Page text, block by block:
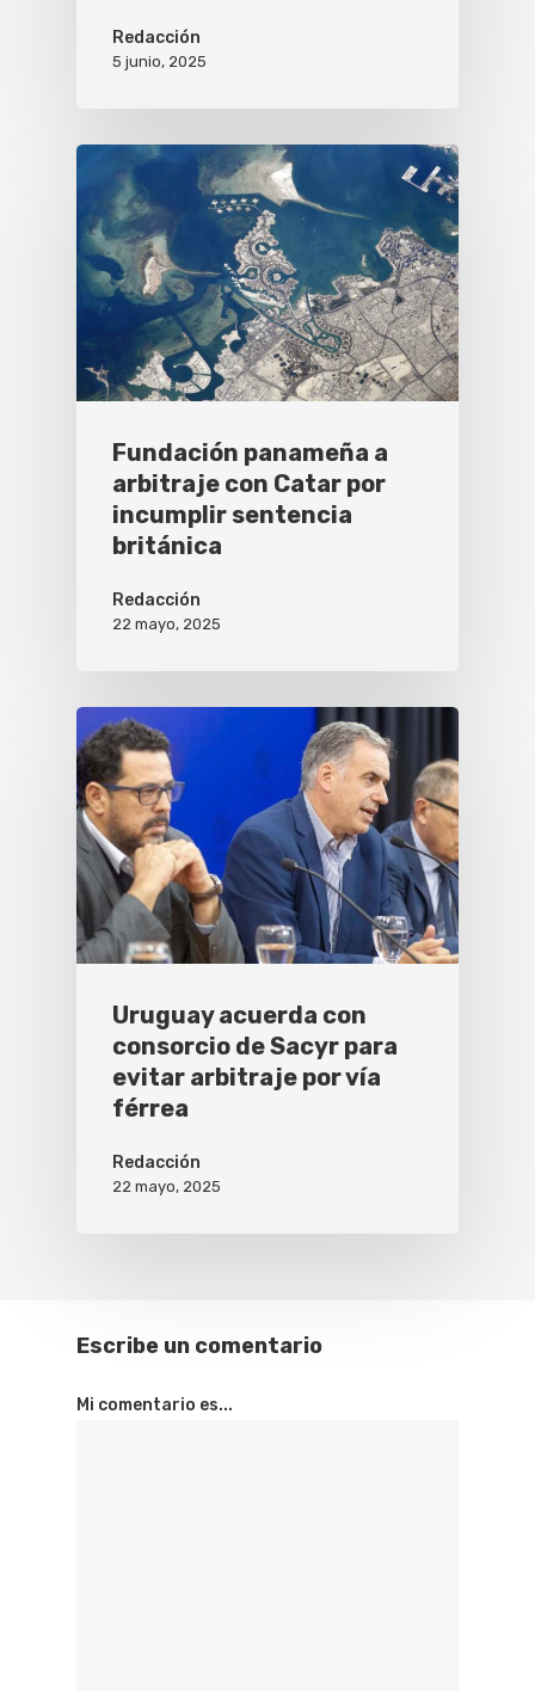
Redacción
5 junio, 2025
Fundación panameña a
arbitraje con Catar por
incumplir sentencia
británica
Redacción
22 mayo, 2025
Uruguay acuerda con
consorcio de Sacyr para
evitar arbitraje por vía
férrea
Redacción
22 mayo, 2025
Escribe un comentario
Mi comentario es...